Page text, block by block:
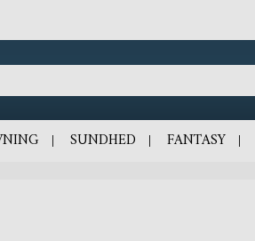
SUNDHED FANTASY